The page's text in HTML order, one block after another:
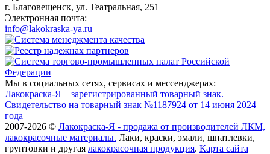
г. Благовещенск, ул. Театральная, 251
Электронная почта:
info@lakokraska-ya.ru
Мы в социальных сетях, сервисах и мессенджерах:
Лакокраска-Я – зарегистрированный товарный знак.
Свидетельство на товарный знак №1187924 от 14 июня 2024
года
2007-2026 © Лакокраска-Я - продажа от производителей ЛКМ,
лакокрасочные материалы. Лаки, краски, эмали, шпатлевки,
грунтовки и другая лакокрасочная продукция. Карта сайта